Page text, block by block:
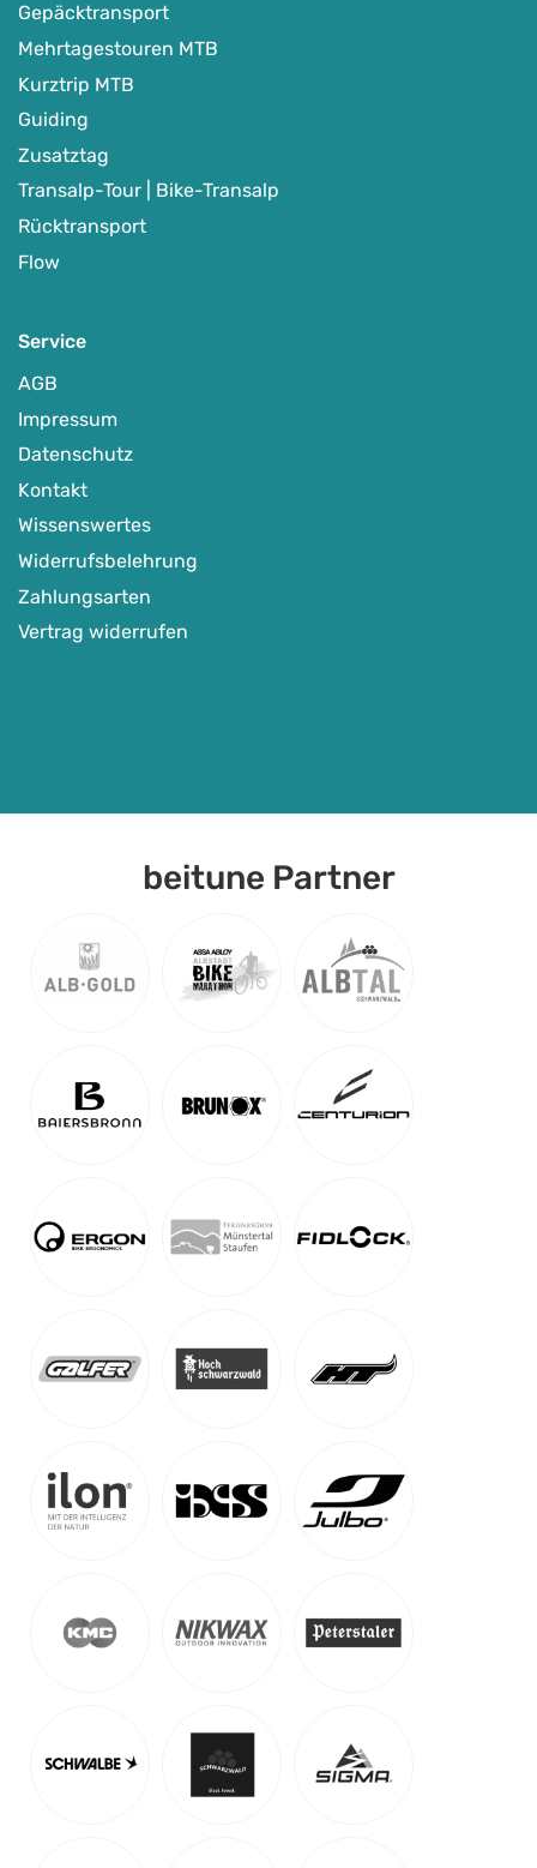
Gepäcktransport
Mehrtagestouren MTB
Kurztrip MTB
Guiding
Zusatztag
Transalp-Tour | Bike-Transalp
Rücktransport
Flow
Service
AGB
Impressum
Datenschutz
Kontakt
Wissenswertes
Widerrufsbelehrung
Zahlungsarten
Vertrag widerrufen
beitune Partner